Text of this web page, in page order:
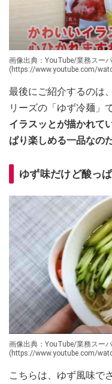
画像出典：YouTube/業務スー
(https://www.youtube.com/
最後にご紹介するのは
リーズの「ゆず冷麺」で
イラスッとが描かれて
ぱり楽しめる一品なの
ゆず味だけど酸っ
画像出典：YouTube/業務スー
(https://www.youtube.com/
こちらは、ゆず風味で